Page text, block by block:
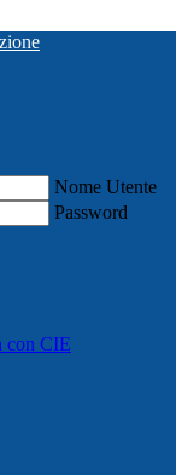
Nome Utente
Password
con CIE